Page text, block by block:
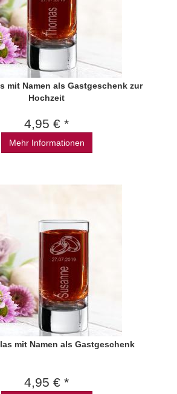
mit Namen als Gastgeschenk zur
Hochzeit
4,95 € *
Mehr Informationen
mit Namen als Gastgeschenk
4,95 € *